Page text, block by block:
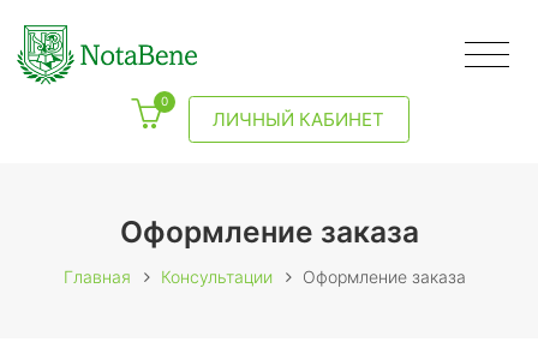
0
ЛИЧНЫЙ КАБИНЕТ
Оформление заказа
Главная Консультации Оформление заказа